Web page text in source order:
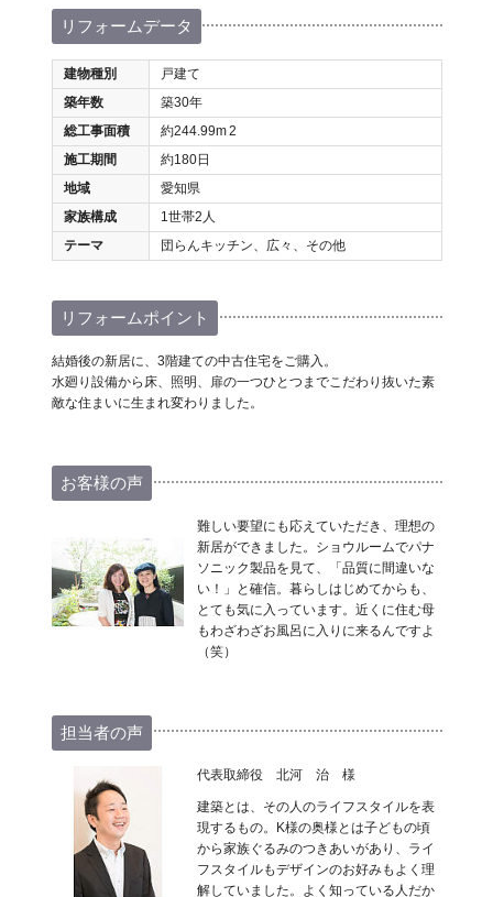
リフォームデータ
建物種別
戸建て
築年数
築30年
総工事面積
約244.99m2
施工期間
約180日
地域
愛知県
家族構成
1世帯2人
テーマ
団らんキッチン、広々、その他
リフォームポイント
結婚後の新居に、3階建ての中古住宅をご購入。
水廻り設備から床、照明、扉の一つひとつまでこだわり抜いた素
敵な住まいに生まれ変わりました。
お客様の声
難しい要望にも応えていただき、理想の
新居ができました。ショウルームでパナ
ソニック製品を見て、「品質に間違いな
い！」と確信。暮らしはじめてからも、
とても気に入っています。近くに住む母
もわざわざお風呂に入りに来るんですよ
（笑）
担当者の声
代表取締役 北河 治 様
建築とは、その人のライフスタイルを表
現するもの。K様の奥様とは子どもの頃
から家族ぐるみのつきあいがあり、ライ
フスタイルもデザインのお好みもよく理
解していました。よく知っている人だか